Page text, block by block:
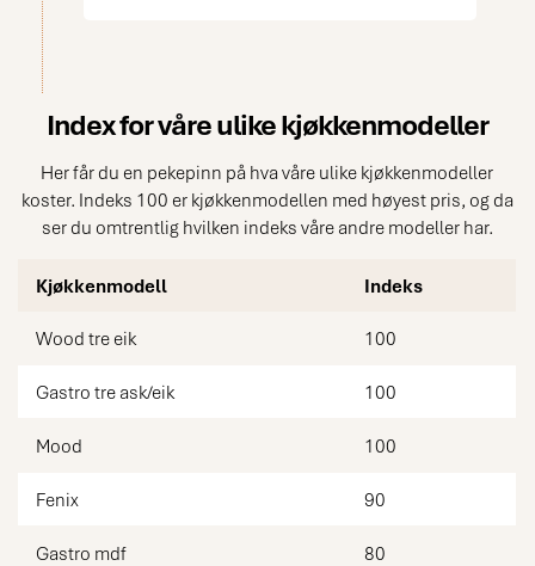
Index for våre ulike kjøkkenmodeller
Her får du en pekepinn på hva våre ulike kjøkkenmodeller
koster. Indeks 100 er kjøkkenmodellen med høyest pris, og da
ser du omtrentlig hvilken indeks våre andre modeller har.
Kjøkkenmodell Indeks
Wood tre eik 100
Gastro tre ask/eik 100
Mood 100
Fenix 90
Gastro mdf 80